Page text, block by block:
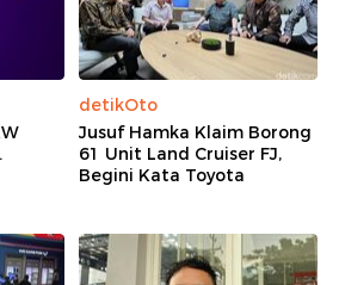
detikOto
Jusuf Hamka Klaim Borong
61 Unit Land Cruiser FJ,
Begini Kata Toyota